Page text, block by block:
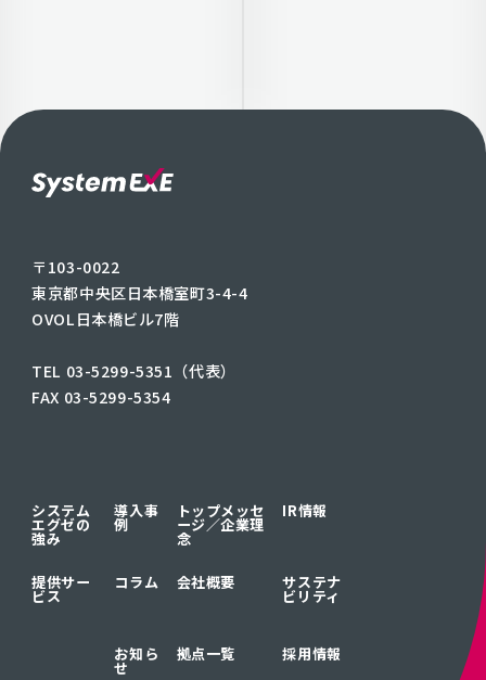
〒103-0022
東京都中央区日本橋室町3-4-4
OVOL日本橋ビル7階
TEL 03-5299-5351（代表）
FAX 03-5299-5354
システム
エグゼの
強み
提供サー
ビス
導入事
例
コラム
お知ら
せ
トップメッセ
ージ／企業理
念
会社概要
拠点一覧
IR情報
サステナ
ビリティ
採用情報